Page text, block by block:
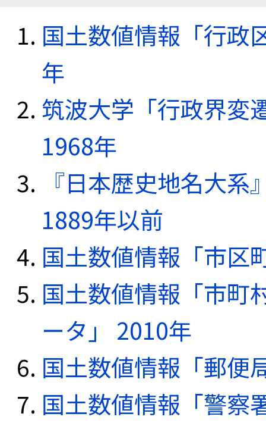
国土数値情報「行政
年
筑波大学「行政界変
1968年
『日本歴史地名大
1889年以前
国土数値情報「市区
国土数値情報「市町
ータ」 2010年
国土数値情報「郵便
国土数値情報「警察